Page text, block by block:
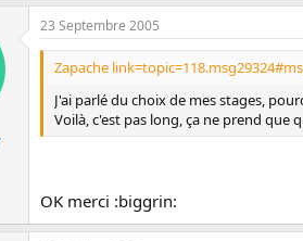
23 Septembre 2005
Zapache
J'ai parlé du choix de mes stages,
Voilà, c'est pas long, ça ne prend que
OK merci :biggrin: